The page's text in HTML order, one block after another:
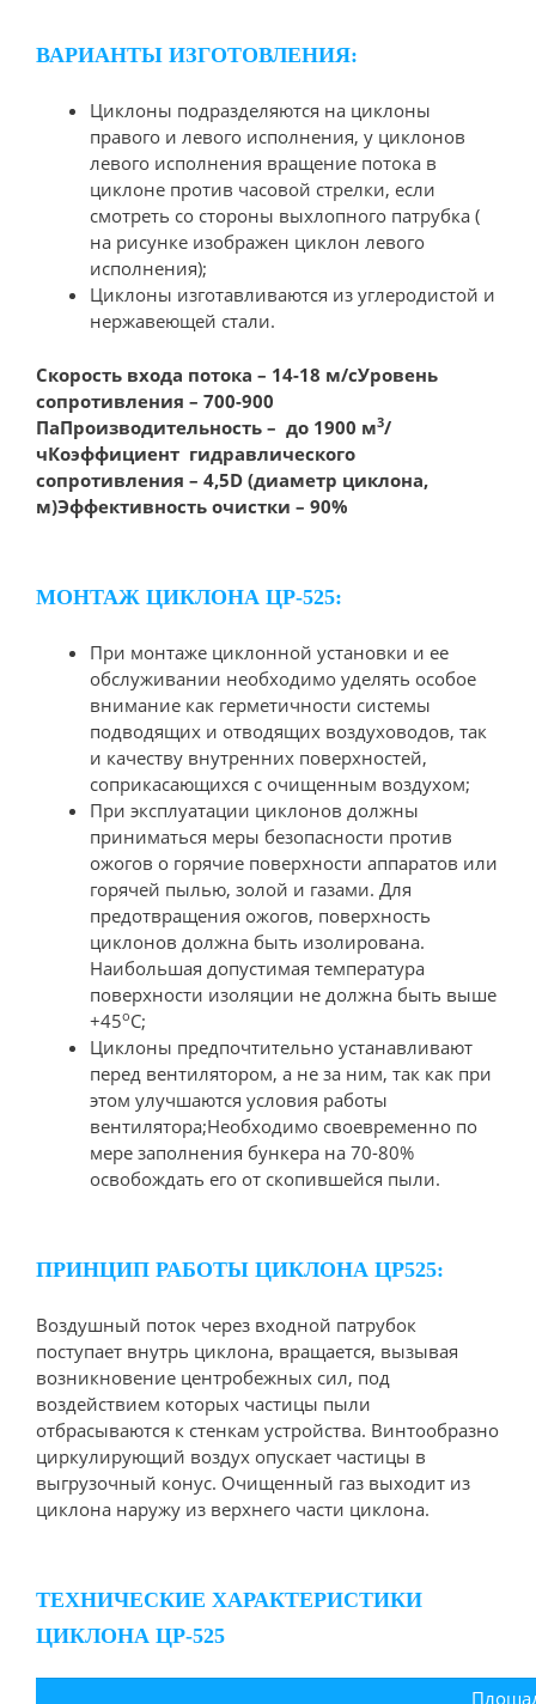
ВАРИАНТЫ ИЗГОТОВЛЕНИЯ:
Циклоны подразделяются на циклоны
правого и левого исполнения, у циклонов
левого исполнения вращение потока в
циклоне против часовой стрелки, если
смотреть со стороны выхлопного патрубка (
на рисунке изображен циклон левого
исполнения);
Циклоны изготавливаются из углеродистой и
нержавеющей стали.
Скорость входа потока – 14-18 м/cУровень
сопротивления – 700-900
ПаПроизводительность – до 1900 м3/
чКоэффициент гидравлического
сопротивления – 4,5D (диаметр циклона,
м)Эффективность очистки – 90%
МОНТАЖ ЦИКЛОНА ЦР-525:
При монтаже циклонной установки и ее
обслуживании необходимо уделять особое
внимание как герметичности системы
подводящих и отводящих воздуховодов, так
и качеству внутренних поверхностей,
соприкасающихся с очищенным воздухом;
При эксплуатации циклонов должны
приниматься меры безопасности против
ожогов о горячие поверхности аппаратов или
горячей пылью, золой и газами. Для
предотвращения ожогов, поверхность
циклонов должна быть изолирована.
Наибольшая допустимая температура
поверхности изоляции не должна быть выше
+45оС;
Циклоны предпочтительно устанавливают
перед вентилятором, а не за ним, так как при
этом улучшаются условия работы
вентилятора;Необходимо своевременно по
мере заполнения бункера на 70-80%
освобождать его от скопившейся пыли.
ПРИНЦИП РАБОТЫ ЦИКЛОНА ЦР525:
Воздушный поток через входной патрубок
поступает внутрь циклона, вращается, вызывая
возникновение центробежных сил, под
воздействием которых частицы пыли
отбрасываются к стенкам устройства. Винтообразно
циркулирующий воздух опускает частицы в
выгрузочный конус. Очищенный газ выходит из
циклона наружу из верхнего части циклона.
ТЕХНИЧЕСКИЕ ХАРАКТЕРИСТИКИ
ЦИКЛОНА ЦР-525